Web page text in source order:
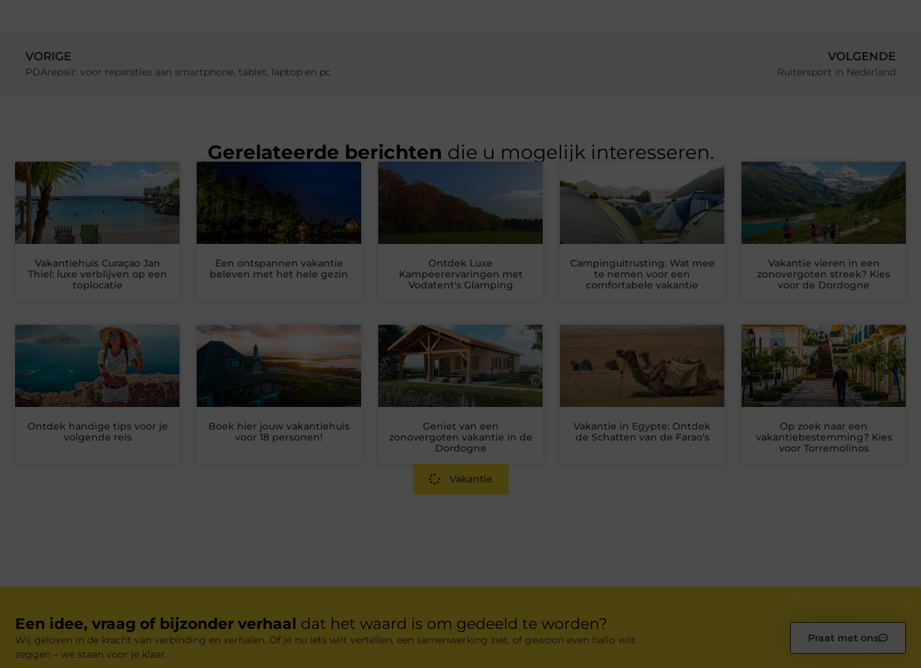
VORIGE
PDArepair: voor reparaties aan smartphone, tablet, laptop en pc
VOLGENDE
Ruitersport in Nederland
Gerelateerde berichten die u mogelijk interesseren.
Vakantiehuis Curaçao Jan
Thiel: luxe verblijven op een
toplocatie
Een ontspannen vakantie
beleven met het hele gezin
Ontdek Luxe
Kampeerervaringen met
Vodatent's Glamping
Campinguitrusting: Wat mee
te nemen voor een
comfortabele vakantie
Vakantie vieren in een
zonovergoten streek? Kies
voor de Dordogne
Ontdek handige tips voor je
volgende reis
Boek hier jouw vakantiehuis
voor 18 personen!
Geniet van een
zonovergoten vakantie in de
Dordogne
Vakantie in Egypte: Ontdek
de Schatten van de Farao's
Op zoek naar een
vakantiebestemming? Kies
voor Torremolinos
Vakantie
Een idee, vraag of bijzonder verhaal dat het waard is om gedeeld te worden?
Wij geloven in de kracht van verbinding en verhalen. Of je nu iets wilt vertellen, een samenwerking ziet, of gewoon even hallo wilt
zeggen – we staan voor je klaar.
Praat met ons